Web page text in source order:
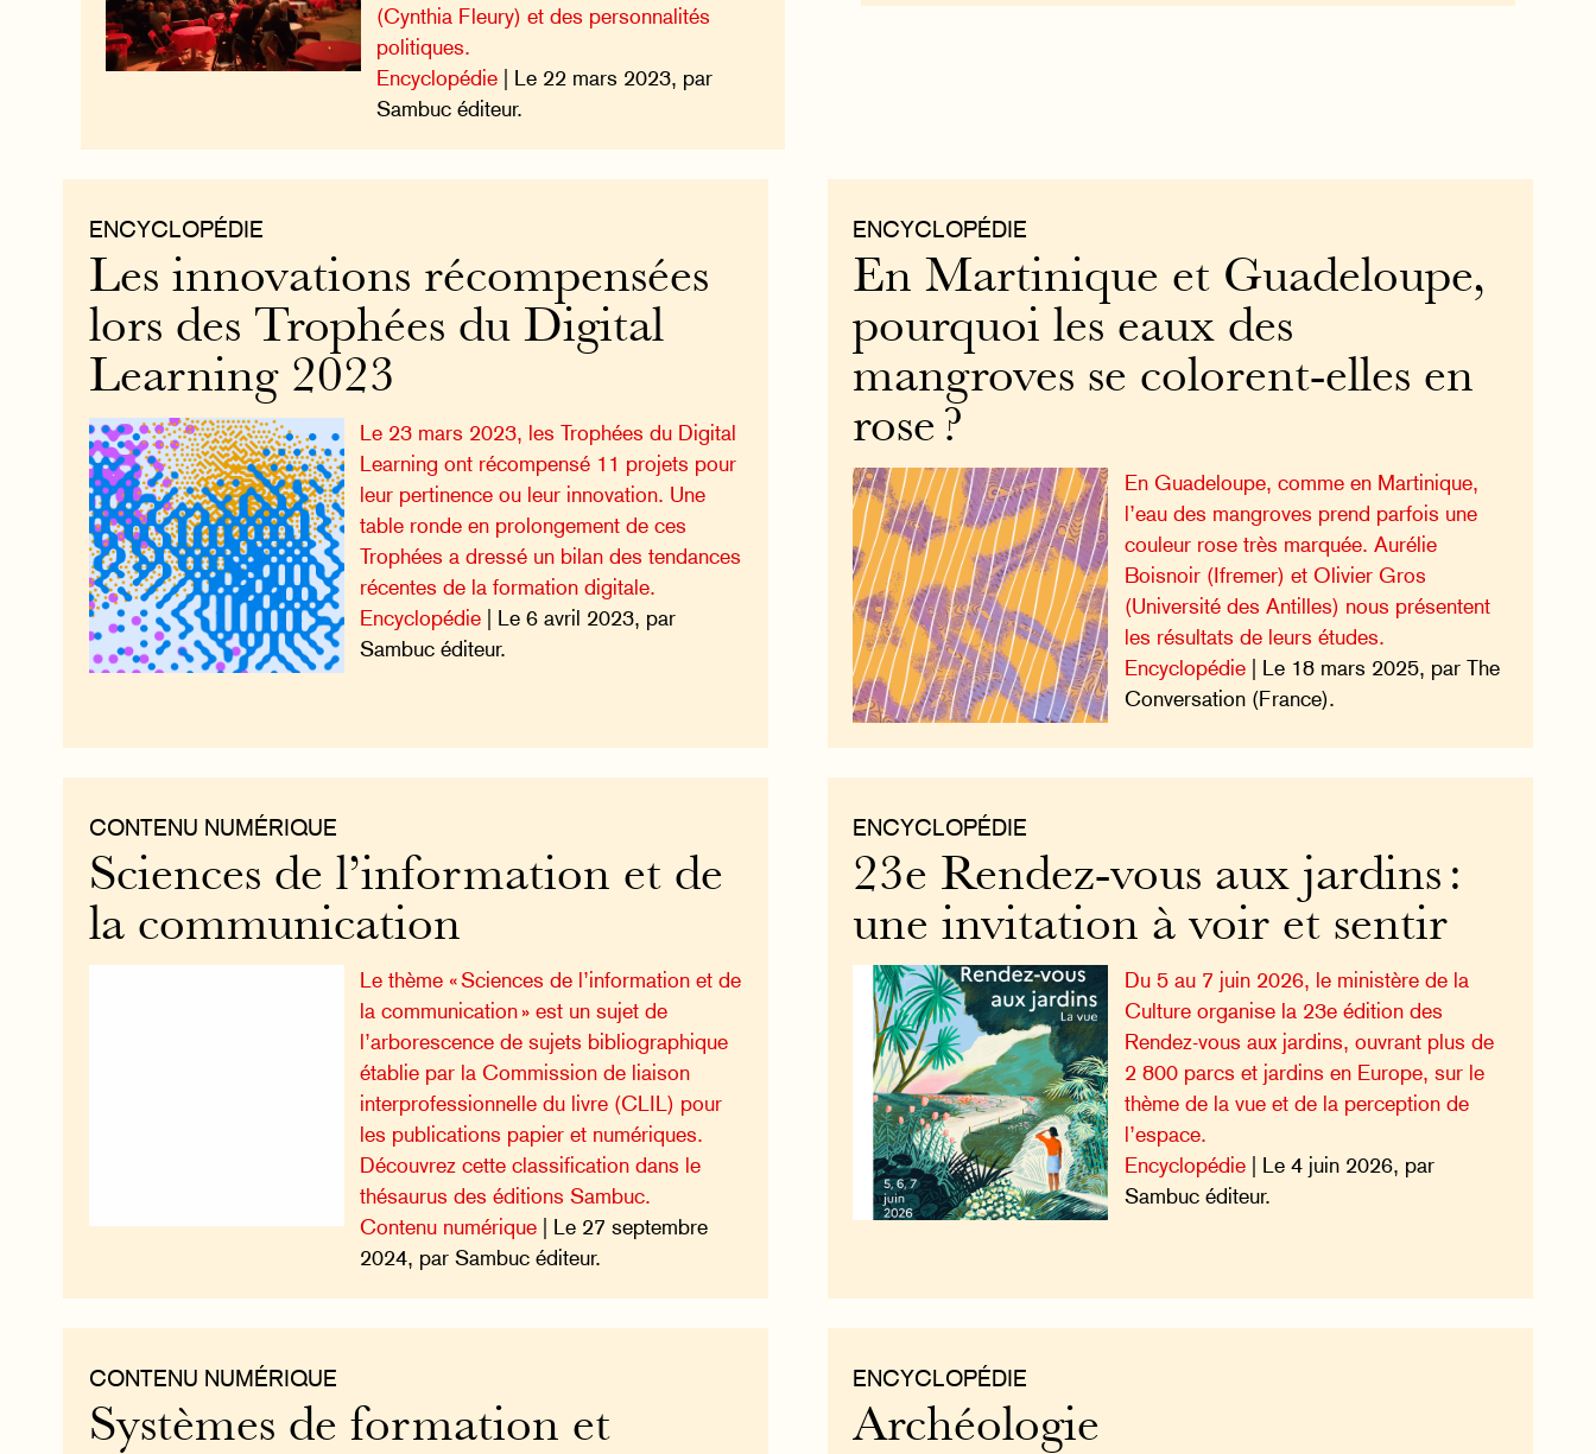
(Cynthia Fleury) et des personnalités
politiques.
Encyclopédie | Le 22 mars 2023, par
Sambuc éditeur.
ENCYCLOPÉDIE
En Martinique et Guadeloupe,
pourquoi les eaux des
mangroves se colorent-elles en
rose ?
En Guadeloupe, comme en Martinique,
l’eau des mangroves prend parfois une
couleur rose très marquée. Aurélie
Boisnoir (Ifremer) et Olivier Gros
(Université des Antilles) nous présentent
les résultats de leurs études.
Encyclopédie| Le 18 mars 2025, par The
Conversation (France).
ENCYCLOPÉDIE
Les innovations récompensées
lors des Trophées du Digital
Learning 2023
Le 23 mars 2023, les Trophées du Digital
Learning ont récompensé 11 projets pour
leur pertinence ou leur innovation. Une
table ronde en prolongement de ces
Trophées a dressé un bilan des tendances
récentes de la formation digitale.
Encyclopédie | Le 6 avril 2023, par
Sambuc éditeur.
ENCYCLOPÉDIE
23e Rendez-vous aux jardins :
une invitation à voir et sentir
Du 5 au 7 juin 2026, le ministère de la
Culture organise la 23e édition des
Rendez-vous aux jardins, ouvrant plus de
2 800 parcs et jardins en Europe, sur le
thème de la vue et de la perception de
l’espace.
Encyclopédie| Le 4 juin 2026, par
Sambuc éditeur.
CONTENU NUMÉRIQUE
Sciences de l’information et de
la communication
Le thème « Sciences de l’information et de
la communication » est un sujet de
l’arborescence de sujets bibliographique
établie par la Commission de liaison
interprofessionnelle du livre (CLIL) pour
les publications papier et numériques.
Découvrez cette classification dans le
thésaurus des éditions Sambuc.
Contenu numérique | Le 27 septembre
2024, par Sambuc éditeur.
ENCYCLOPÉDIE
Archéologie
CONTENU NUMÉRIQUE
Systèmes de formation et